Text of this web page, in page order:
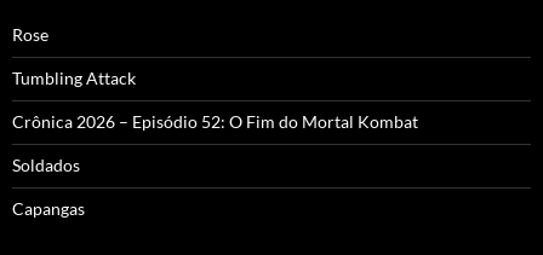
Rose
Tumbling Attack
Crônica 2026 – Episódio 52: O Fim do Mortal Kombat
Soldados
Capangas